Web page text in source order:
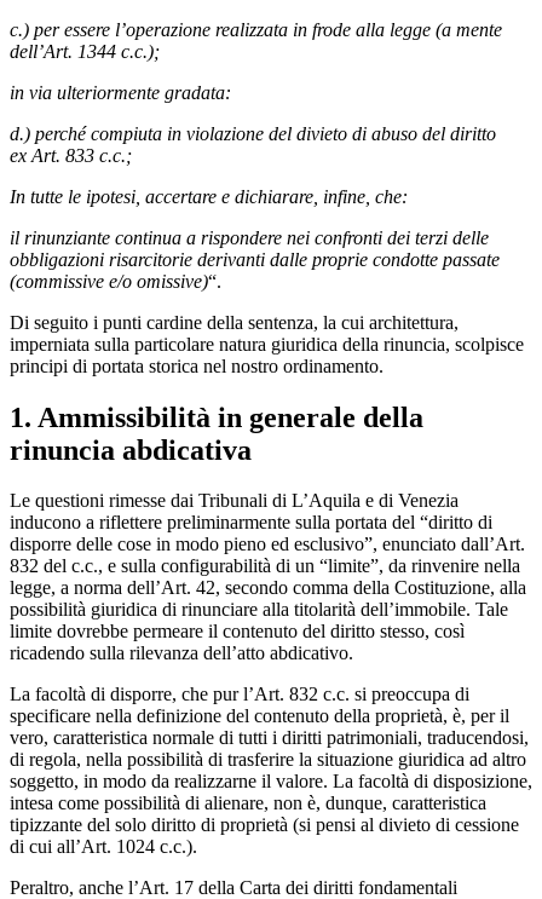
c.) per essere l’operazione realizzata in frode alla legge (a mente
dell’Art. 1344 c.c.);
in via ulteriormente gradata:
d.) perché compiuta in violazione del divieto di abuso del diritto
ex Art. 833 c.c.;
In tutte le ipotesi, accertare e dichiarare, infine, che:
il rinunziante continua a rispondere nei confronti dei terzi delle
obbligazioni risarcitorie derivanti dalle proprie condotte passate
(commissive e/o omissive)“.
Di seguito i punti cardine della sentenza, la cui architettura,
imperniata sulla particolare natura giuridica della rinuncia, scolpisce
principi di portata storica nel nostro ordinamento.
1. Ammissibilità in generale della
rinuncia abdicativa
Le questioni rimesse dai Tribunali di L’Aquila e di Venezia
inducono a riflettere preliminarmente sulla portata del “diritto di
disporre delle cose in modo pieno ed esclusivo”, enunciato dall’Art.
832 del c.c., e sulla configurabilità di un “limite”, da rinvenire nella
legge, a norma dell’Art. 42, secondo comma della Costituzione, alla
possibilità giuridica di rinunciare alla titolarità dell’immobile. Tale
limite dovrebbe permeare il contenuto del diritto stesso, così
ricadendo sulla rilevanza dell’atto abdicativo.
La facoltà di disporre, che pur l’Art. 832 c.c. si preoccupa di
specificare nella definizione del contenuto della proprietà, è, per il
vero, caratteristica normale di tutti i diritti patrimoniali, traducendosi,
di regola, nella possibilità di trasferire la situazione giuridica ad altro
soggetto, in modo da realizzarne il valore. La facoltà di disposizione,
intesa come possibilità di alienare, non è, dunque, caratteristica
tipizzante del solo diritto di proprietà (si pensi al divieto di cessione
di cui all’Art. 1024 c.c.).
Peraltro, anche l’Art. 17 della Carta dei diritti fondamentali